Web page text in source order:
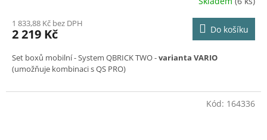
M
A
1 833,88 Kč bez DPH
2 219 Kč Do košíku
Set boxů mobilní- System QBRICK TWO -varianta VARIO
(umožňuje kombinaci s QS PRO)
Kód: 164336